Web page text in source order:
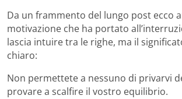
Da un frammento del lungo post ecco
motivazione che ha portato
lascia intuire tra le righe, ma il
chiaro:
Non permettete a nessuno di privarvi
provare a scalfire il vostro equilibrio.